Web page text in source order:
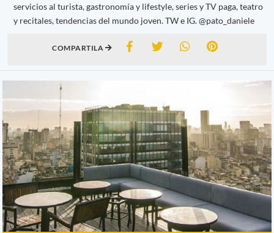
servicios al turista, gastronomía y lifestyle, series y TV paga, teatro
y recitales, tendencias del mundo joven. TW e IG. @pato_daniele
COMPARTILA